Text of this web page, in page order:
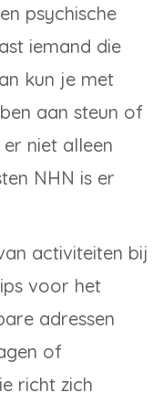
psychische
iemand die
kun je met
aan steun of
niet alleen
NHN is er
activiteiten bij
voor het
adressen
of
richt zich